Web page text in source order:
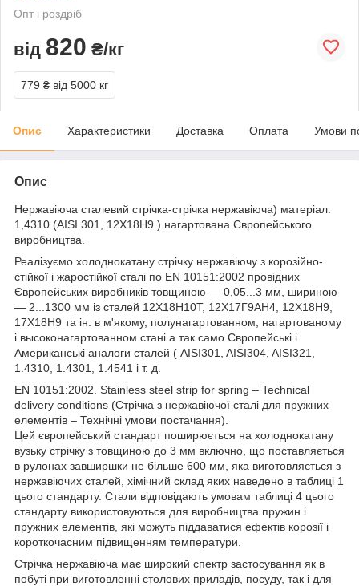
Опт і роздріб
від 820 ₴/кг
779 ₴ від 5000 кг
Опис Характеристики Доставка Оплата Умови
Опис
Нержавіюча сталевий стрічка-стрічка нержавіюча) матеріал:
1,4310 (AISI 301, 12Х18Н9 ) нагартована Європейського
виробництва.
Реалізуємо холоднокатану стрічку нержавіючу з корозійно-
стійкої і жаростійкої сталі по EN 10151:2002 провідних
Європейських виробників товщиною — 0,05...3 мм, шириною
— 2...1300 мм із сталей 12Х18Н10Т, 12Х17Г9АН4, 12Х18Н9,
17Х18Н9 та ін. в м'якому, полунагартованном, нагартованому
і высоконагартованном стані а так само Європейські і
Американські аналоги сталей ( AISI301, AISI304, AISI321,
1.4310, 1.4301, 1.4541 і т. д.
EN 10151:2002. Stainless steel strip for spring – Technical
delivery conditions (Стрічка з нержавіючої сталі для пружних
елементів – Технічні умови постачання).
Цей європейський стандарт поширюється на холоднокатану
вузьку стрічку з товщиною до 3 мм включно, що поставляється
в рулонах завширшки не більше 600 мм, яка виготовляється з
нержавіючих сталей, хімічний склад яких наведено в таблиці 1
цього стандарту. Стали відповідають умовам таблиці 4 цього
стандарту використовуються для виробництва пружин і
пружних елементів, які можуть піддаватися ефектів корозії і
короткочасним підвищенням температури.
Стрічка нержавіюча має широкий спектр застосування як в
побуті при виготовленні столових приладів, посуду, так і для